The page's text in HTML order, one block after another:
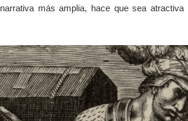
más amplia, hace que sea